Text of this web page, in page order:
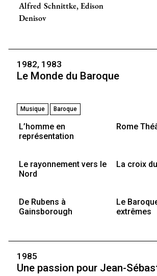
Alfred Schnittke, Edison
Denisov
1982, 1983
Le Monde du Baroque
Musique Baroque
L’homme en
représentation
Rome
Le rayonnement vers le
Nord
La croix
De Rubens à
Gainsborough
Le
extrêmes
1985
Une passion pour Jean-